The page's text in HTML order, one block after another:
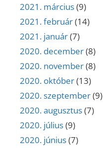
2021. március(9)
2021. február(14)
2021. január(7)
2020. december(8)
2020. november(8)
2020. október(13)
2020. szeptember(9)
2020. augusztus(7)
2020. július(9)
2020. június(7)